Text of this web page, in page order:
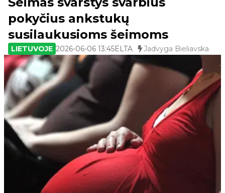
pokyčius ankstukų
susilaukusioms šeimoms
LIETUVOJE 2026-06-06 13:45ELTA Jadvyga Bieliavska